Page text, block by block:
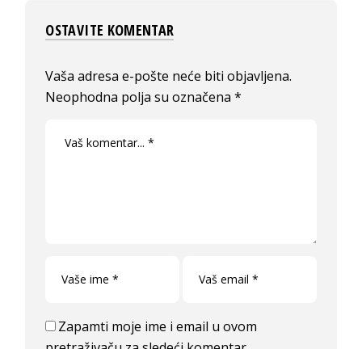
OSTAVITE KOMENTAR
Vaša adresa e-pošte neće biti objavljena.
Neophodna polja su označena*
Zapamti moje ime i email u ovom